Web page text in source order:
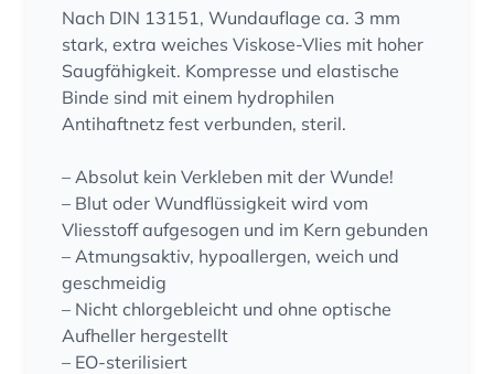
Nach DIN 13151, Wundauflage ca. 3 mm
stark, extra weiches Viskose-Vlies mit hoher
Saugfähigkeit. Kompresse und elastische
Binde sind mit einem hydrophilen
Antihaftnetz fest verbunden, steril.
– Absolut kein Verkleben mit der Wunde!
– Blut oder Wundflüssigkeit wird vom
Vliesstoff aufgesogen und im Kern gebunden
– Atmungsaktiv, hypoallergen, weich und
geschmeidig
– Nicht chlorgebleicht und ohne optische
Aufheller hergestellt
– EO-sterilisiert